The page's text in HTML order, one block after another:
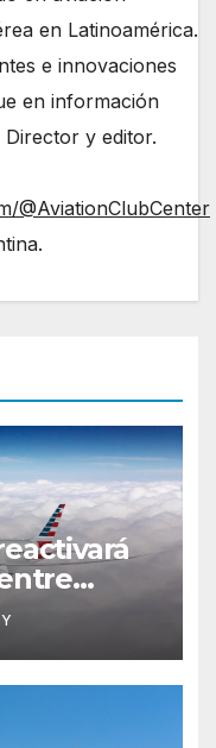
en Latinoamérica.
e innovaciones
en información
y editor.
@AviationClubCenter
con